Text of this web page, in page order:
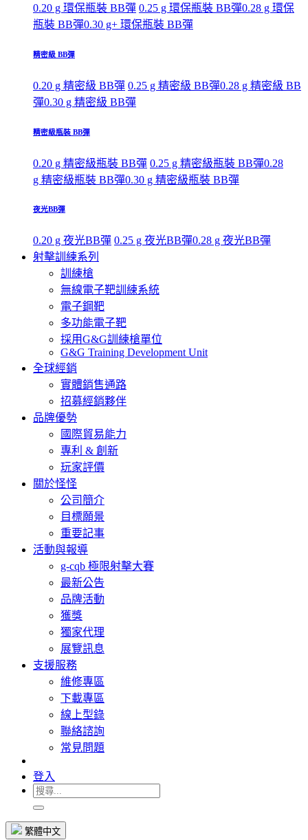
0.20 g 環保瓶裝 BB彈 0.25 g 環保瓶裝 BB彈0.28 g 環保
瓶裝 BB彈0.30 g+ 環保瓶裝 BB彈
精密級 BB彈
0.20 g 精密級 BB彈 0.25 g 精密級 BB彈0.28 g 精密級 BB
彈0.30 g 精密級 BB彈
精密級瓶裝 BB彈
0.20 g 精密級瓶裝 BB彈 0.25 g 精密級瓶裝 BB彈0.28
g 精密級瓶裝 BB彈0.30 g 精密級瓶裝 BB彈
夜光BB彈
0.20 g 夜光BB彈 0.25 g 夜光BB彈0.28 g 夜光BB彈
射擊訓練系列
訓練槍
無線電子靶訓練系統
電子鋼靶
多功能電子靶
採用G&G訓練槍單位
G&G Training Development Unit
全球經銷
實體銷售通路
招募經銷夥伴
品牌優勢
國際貿易能力
專利 & 創新
玩家評價
關於怪怪
公司簡介
目標願景
重要記事
活動與報導
g-cqb 極限射擊大賽
最新公告
品牌活動
獲獎
獨家代理
展覽訊息
支援服務
維修專區
下載專區
線上型錄
聯絡諮詢
常見問題
登入
繁體中文